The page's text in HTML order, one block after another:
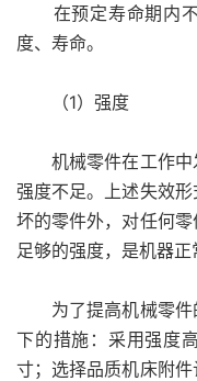
在预定寿命期内不
度、寿命。
（1）强度
机械零件在工作中
强度不足。上述失效
坏的零件外，对任何
足够的强度，是机器正
为了提高机械零件
下的措施：采用强度
寸；选择品质机床附